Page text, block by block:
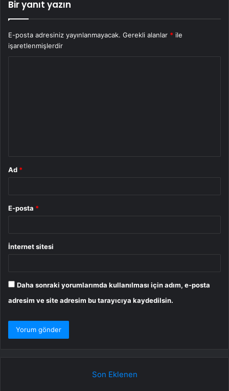
Bir yanıt yazın
E-posta adresiniz yayınlanmayacak. Gerekli alanlar * ile
işaretlenmişlerdir
Ad *
E-posta *
İnternet sitesi
Daha sonraki yorumlarımda kullanılması için adım, e-posta
adresim ve site adresim bu tarayıcıya kaydedilsin.
Son Eklenen